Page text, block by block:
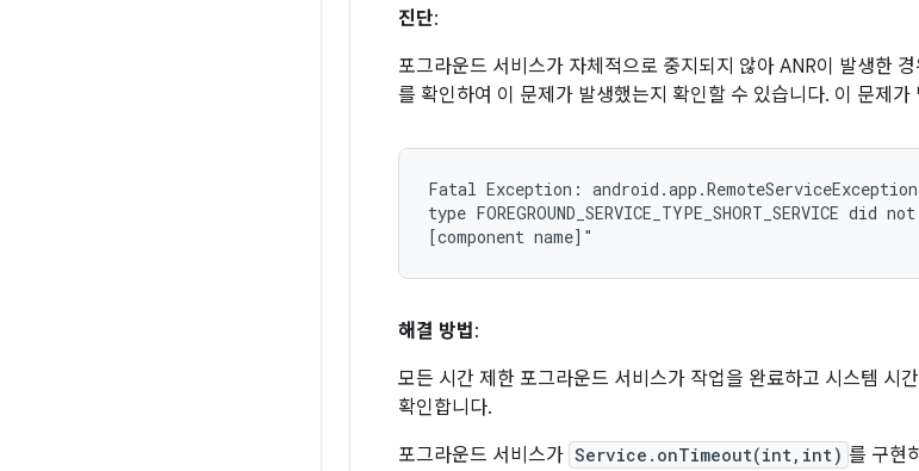
진단:
포그라운드 서비스가 자체적으로 중지되지 않아 ANR이 발생한
를 확인하여 이 문제가 발생했는지 확인할 수 있습니다. 이 문제
Fatal Exception:
type
해결 방법:
모든 시간 제한 포그라운드 서비스가 작업을 완료하고 시스템 시
확인합니다.
포그라운드 서비스가 Service.onTimeout(int,int) 를 구현